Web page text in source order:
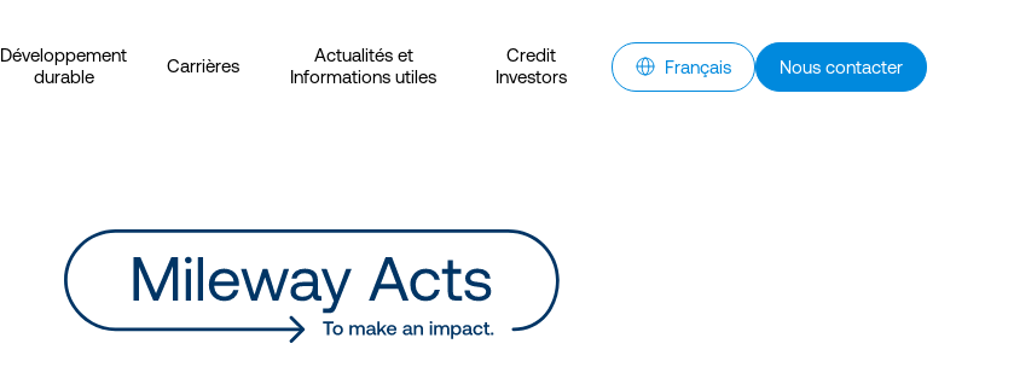
Développement
durable
Carrières
Actualités et
Informations utiles
Credit
Investors
Français Nous contacter